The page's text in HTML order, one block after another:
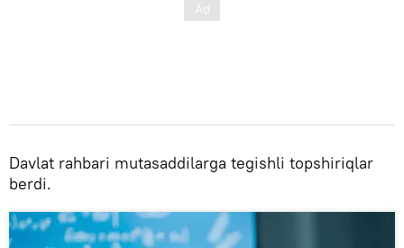
Davlat rahbari mutasaddilarga tegishli topshiriqlar
berdi.